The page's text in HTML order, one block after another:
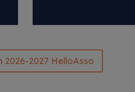
2026-2027 HelloAsso